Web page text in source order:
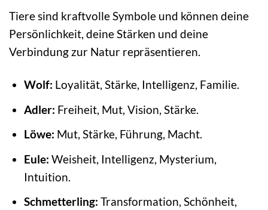
Tiere sind kraftvolle Symbole und können deine
Persönlichkeit, deine Stärken und deine
Verbindung zur Natur repräsentieren.
Wolf: Loyalität, Stärke, Intelligenz, Familie.
Adler: Freiheit, Mut, Vision, Stärke.
Löwe: Mut, Stärke, Führung, Macht.
Eule: Weisheit, Intelligenz, Mysterium,
Intuition.
Schmetterling: Transformation, Schönheit,